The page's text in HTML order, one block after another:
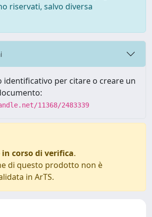
riservati, salvo diversa
identificativo per citare o creare un
11368/2483339
corso di verifica.
di questo prodotto non è
in ArTS.